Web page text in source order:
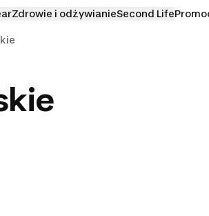
Zdrowie i odżywianieSecond Life